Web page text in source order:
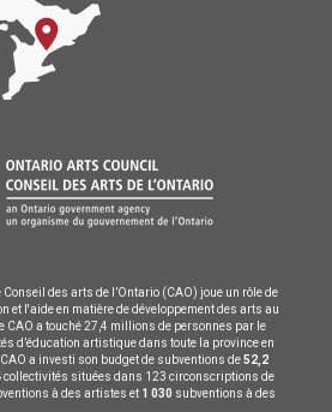
des arts de l’Ontario (CAO) joue un rôle de
et l'aide en matière de développement des arts au
CAO a touché 27,4 millions de personnes par le
d’éducation artistique dans toute la province en
CAO a investi son budget de subventions de52,2
collectivités situées dans 123 circonscriptions de
à des artistes et 1 030 subventions à des